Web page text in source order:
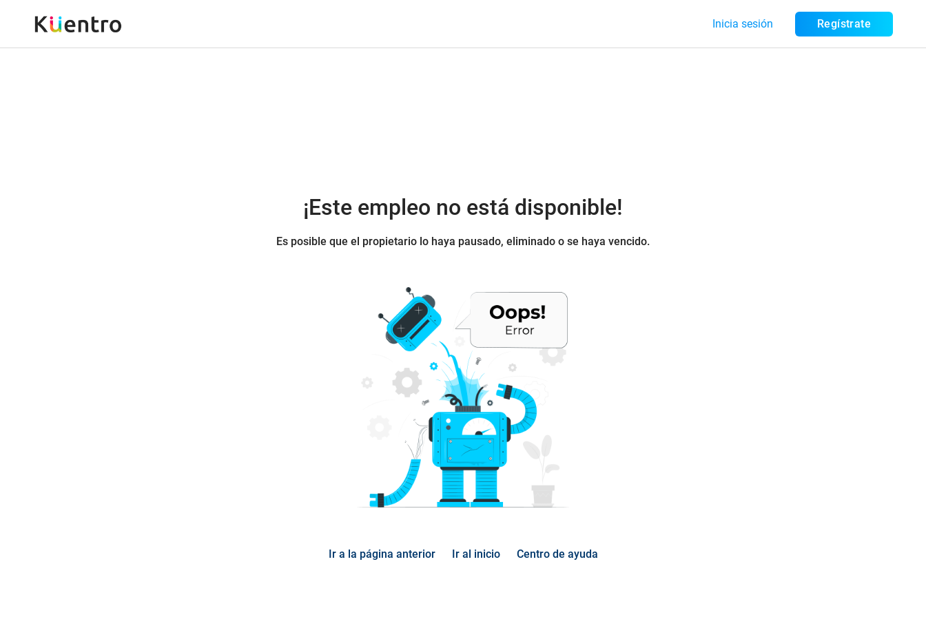
Inicia sesión Regístrate
¡Este empleo no está disponible!
Es posible que el propietario lo haya pausado, eliminado o se haya vencido.
Ir a la página anterior Ir al inicio Centro de ayuda